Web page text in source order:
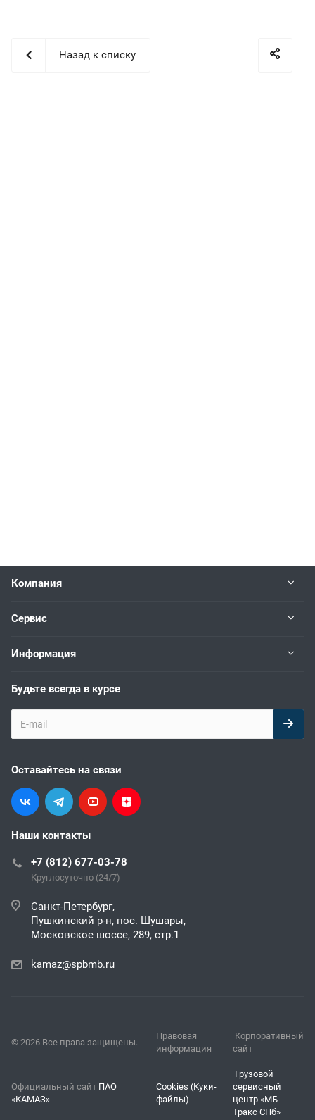
Назад к списку
Компания
Сервис
Информация
Будьте всегда в курсе
Оставайтесь на связи
Наши контакты
+7 (812) 677-03-78
Круглосуточно (24/7)
Санкт-Петербург,
Пушкинский р-н, пос. Шушары,
Московское шоссе, 289, стр.1
kamaz@spbmb.ru
© 2026 Все права защищены.
Правовая
информация
Корпоративный
сайт
Официальный сайт ПАО
«КАМАЗ»
Cookies (Куки-
файлы)
Грузовой
сервисный
центр «МБ
Тракс СПб»